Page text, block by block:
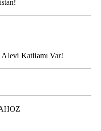
Katliamı Var!